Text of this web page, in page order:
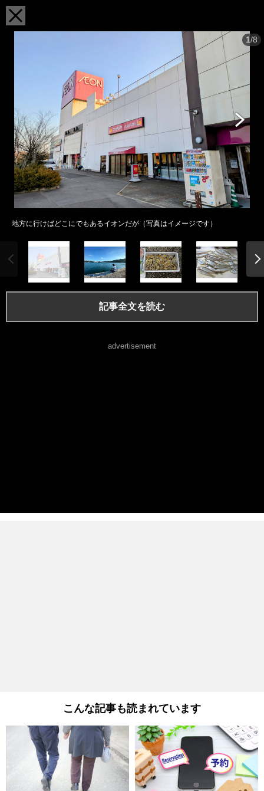
1/8
地方に行けばどこにでもあるイオンだが（写真はイメージです）
記事全文を読む
advertisement
こんな記事も読まれています